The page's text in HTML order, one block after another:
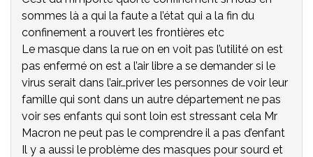
sommes là a qui la faute a l’état qui a la fin du
confinement a rouvert les frontières etc
Le masque dans la rue on en voit pas l’utilité on est
pas enfermé on est a l’air libre a se demander si le
virus serait dans l’air…priver les personnes de voir leur
famille qui sont dans un autre département ne pas
voir ses enfants qui sont loin est stressant cela Mr
Macron ne peut pas le comprendre il a pas d’enfant
Il y a aussi le problème des masques pour sourd et